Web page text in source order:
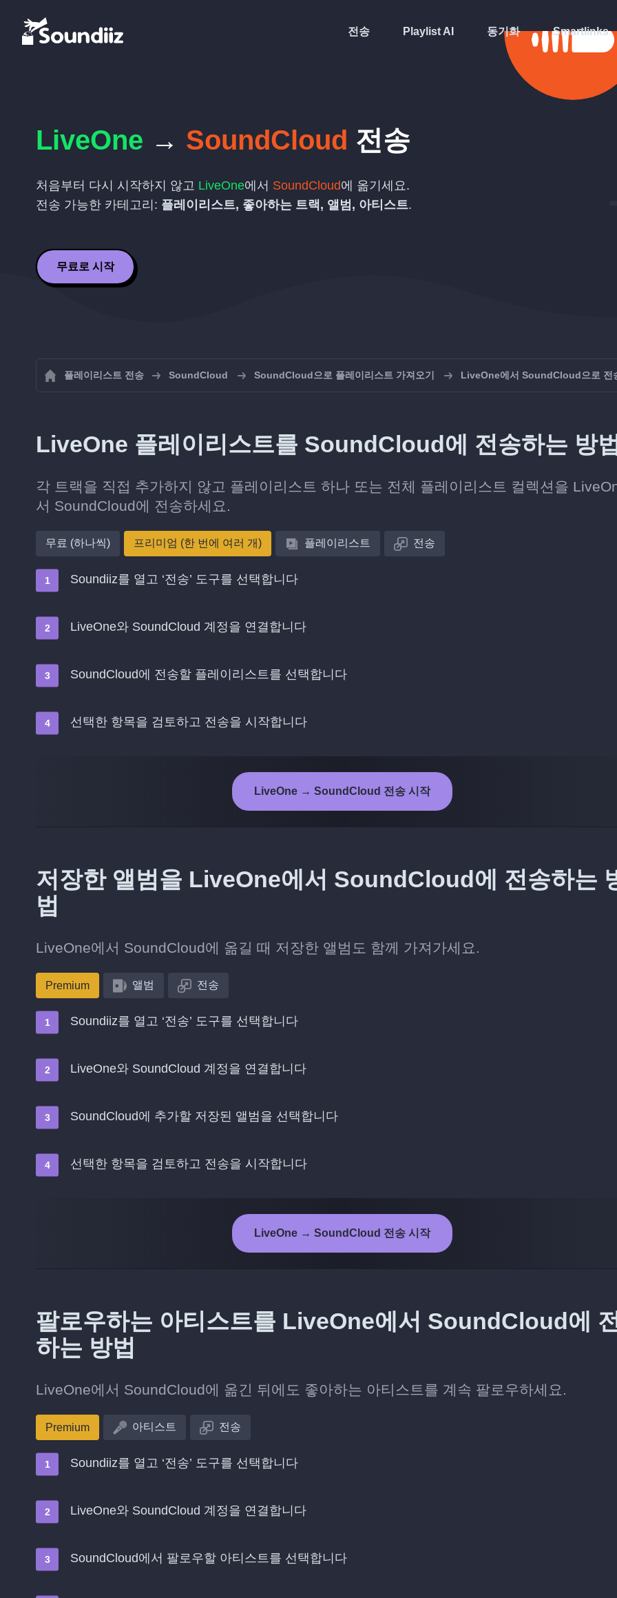
전송 Playlist AI 동기화 Smartlinks
LiveOne → SoundCloud 전송
처음부터 다시 시작하지 않고 LiveOne에서 SoundCloud에 옮기세요.
전송 가능한 카테고리: 플레이리스트, 좋아하는 트랙, 앨범, 아티스트.
무료로 시작
플레이리스트 전송 SoundCloud SoundCloud으로 플레이리스트 가져오기 LiveOne에서 SoundCloud으로 전
LiveOne 플레이리스트를 SoundCloud에 전송하는 방
각 트랙을 직접 추가하지 않고 플레이리스트 하나 또는 전체 플레이리스트 컬렉션을
서 SoundCloud에 전송하세요.
무료 (하나씩) 프리미엄 (한 번에 여러 개) 플레이리스트 전송
Soundiiz를 열고 ‘전송’ 도구를 선택합니다
LiveOne와 SoundCloud 계정을 연결합니다
SoundCloud에 전송할 플레이리스트를 선택합니다
선택한 항목을 검토하고 전송을 시작합니다
LiveOne → SoundCloud 전송 시작
저장한 앨범을 LiveOne에서 SoundCloud에 전송하는
법
LiveOne에서 SoundCloud에 옮길 때 저장한 앨범도 함께 가져가세요.
Premium 앨범 전송
Soundiiz를 열고 ‘전송’ 도구를 선택합니다
LiveOne와 SoundCloud 계정을 연결합니다
SoundCloud에 추가할 저장된 앨범을 선택합니다
선택한 항목을 검토하고 전송을 시작합니다
LiveOne → SoundCloud 전송 시작
팔로우하는 아티스트를 LiveOne에서 SoundCloud에
하는 방법
LiveOne에서 SoundCloud에 옮긴 뒤에도 좋아하는 아티스트를 계속 팔로우하세요.
Premium 아티스트 전송
Soundiiz를 열고 ‘전송’ 도구를 선택합니다
LiveOne와 SoundCloud 계정을 연결합니다
SoundCloud에서 팔로우할 아티스트를 선택합니다